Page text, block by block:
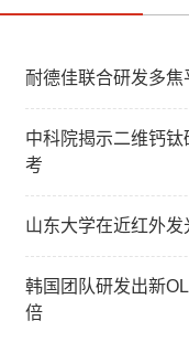
耐德佳联合研发多
中科院揭示二维钙
考
山东大学在近红外
韩国团队研发出新
倍